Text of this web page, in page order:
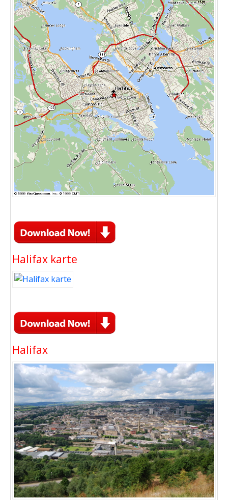
Halifax karte
Halifax